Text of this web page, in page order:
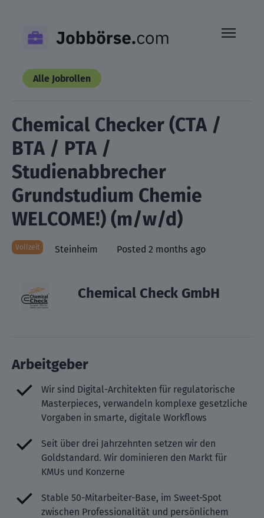
content
Alle Jobrollen
Chemical Checker (CTA /
BTA / PTA /
Studienabbrecher
Grundstudium Chemie
WELCOME!) (m/w/d)
Vollzeit Steinheim Posted 2 months ago
Chemical Check GmbH
Arbeitgeber
Wir sind Digital-Architekten für regulatorische
Masterpieces, verwandeln komplexe gesetzliche
Vorgaben in smarte, digitale Workflows
Seit über drei Jahrzehnten setzen wir den
Goldstandard. Wir dominieren den Markt für
KMUs und Konzerne
Stable 50-Mitarbeiter-Base, im Sweet-Spot
zwischen Professionalität und persönlichem